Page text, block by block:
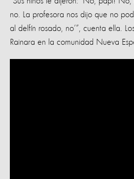
no. La profesora nos dijo que no
al delfín rosado, no’”, cuenta ella.
Rainara en la comunidad Nueva